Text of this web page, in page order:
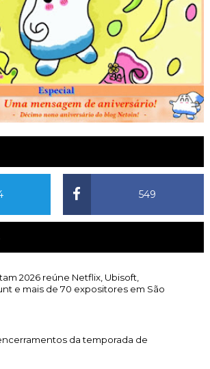
549
2026 reúne Netflix, Ubisoft,
e mais de 70 expositores em São
da temporada de